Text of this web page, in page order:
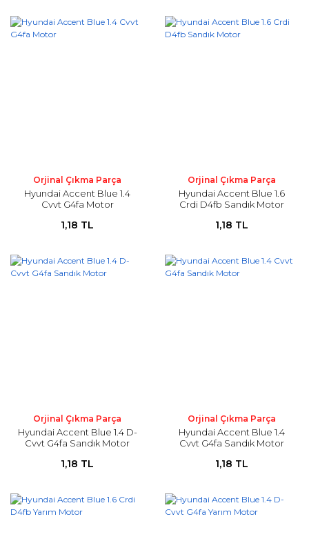
Orjinal Çıkma Parça
Hyundai Accent Blue 1.4
Cvvt G4fa Motor
1,18 TL
Orjinal Çıkma Parça
Hyundai Accent Blue 1.6
Crdi D4fb Sandık Motor
1,18 TL
Orjinal Çıkma Parça
Hyundai Accent Blue 1.4 D-
Cvvt G4fa Sandık Motor
1,18 TL
Orjinal Çıkma Parça
Hyundai Accent Blue 1.4
Cvvt G4fa Sandık Motor
1,18 TL